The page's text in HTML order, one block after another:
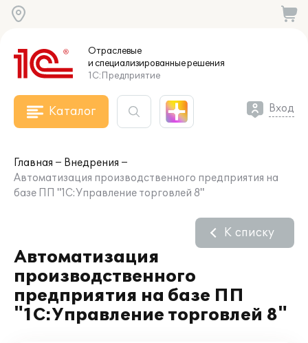
Отраслевые
и специализированныерешения
1С:Предприятие
Каталог Вход
Главная
Внедрения
Автоматизация производственного предприятия на
базе ПП "1С:Управление торговлей 8"
Автоматизация
производственного
предприятия на базе ПП
"1С:Управление торговлей 8"
К списку